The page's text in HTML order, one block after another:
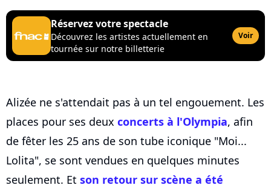
Réservez votre spectacle
Découvrez les artistes actuellement en
tournée sur notre billetterie
Voir
Alizée ne s'attendait pas à un tel engouement. Les
places pour ses deux concerts à l'Olympia, afin
de fêter les 25 ans de son tube iconique "Moi...
Lolita", se sont vendues en quelques minutes
seulement. Et son retour sur scène a été